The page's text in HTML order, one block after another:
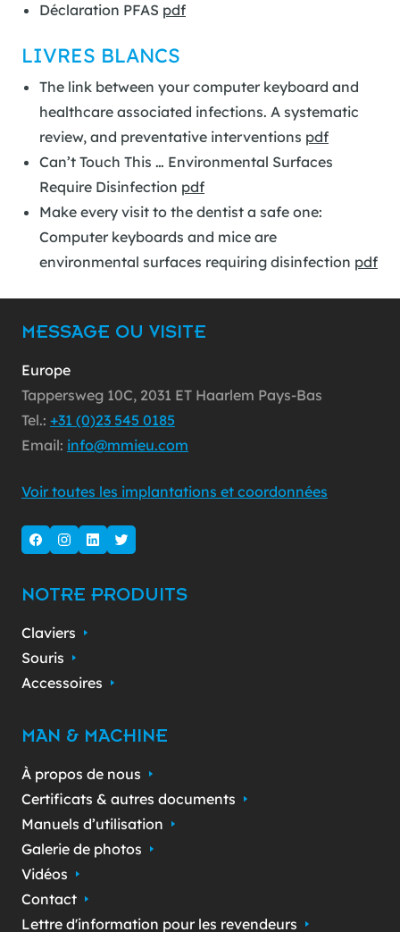
Déclaration PFAS pdf
LIVRES BLANCS
The link between your computer keyboard and
healthcare associated infections. A systematic
review, and preventative interventions pdf
Can’t Touch This … Environmental Surfaces
Require Disinfection pdf
Make every visit to the dentist a safe one:
Computer keyboards and mice are
environmental surfaces requiring disinfection pdf
MESSAGE OU VISITE
Europe
Tappersweg 10C, 2031 ET Haarlem Pays-Bas
Tel.: +31 (0)23 545 0185
Email: info@mmieu.com
Voir toutes les implantations et coordonnées
NOTRE PRODUITS
Claviers
Souris
Accessoires
MAN & MACHINE
À propos de nous
Certificats & autres documents
Manuels d’utilisation
Galerie de photos
Vidéos
Contact
Lettre d'information pour les revendeurs